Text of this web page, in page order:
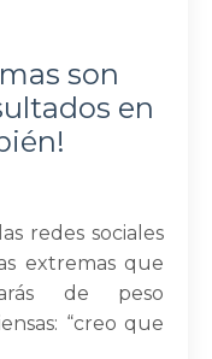
son
en
redes sociales
extremas que
de peso
“creo que